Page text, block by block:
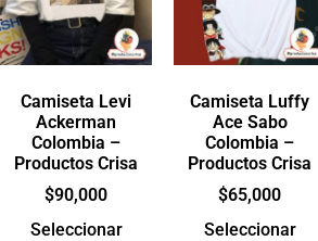
Camiseta Levi
Ackerman
Colombia –
Productos Crisa
$90,000
Seleccionar
Camiseta Luffy
Ace Sabo
Colombia –
Productos Crisa
$65,000
Seleccionar